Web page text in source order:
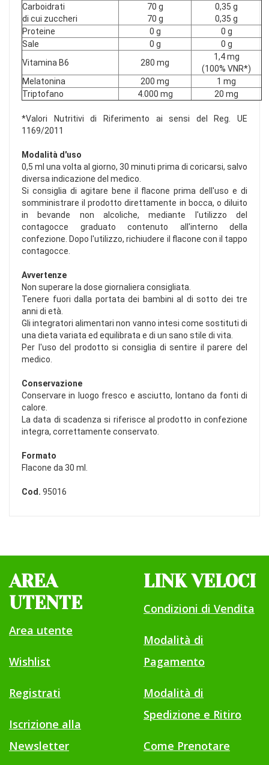
Carboidrati
di cui zuccheri
70 g
70 g
0,35 g
0,35 g
Proteine
0 g
0 g
Sale
0 g
0 g
Vitamina B6
280 mg
1,4 mg
(100% VNR*)
Melatonina
200 mg
1 mg
Triptofano
4.000 mg 20 mg
*Valori Nutritivi di Riferimento ai sensi del Reg. UE
1169/2011
Modalità d'uso
0,5 ml una volta al giorno, 30 minuti prima di coricarsi, salvo
diversa indicazione del medico.
Si consiglia di agitare bene il flacone prima dell'uso e di
somministrare il prodotto direttamente in bocca, o diluito
in bevande non alcoliche, mediante l'utilizzo del
contagocce graduato contenuto all'interno della
confezione. Dopo l'utilizzo, richiudere il flacone con il tappo
contagocce.
Avvertenze
Non superare la dose giornaliera consigliata.
Tenere fuori dalla portata dei bambini al di sotto dei tre
anni di età.
Gli integratori alimentari non vanno intesi come sostituti di
una dieta variata ed equilibrata e di un sano stile di vita.
Per l'uso del prodotto si consiglia di sentire il parere del
medico.
Conservazione
Conservare in luogo fresco e asciutto, lontano da fonti di
calore.
La data di scadenza si riferisce al prodotto in confezione
integra, correttamente conservato.
Formato
Flacone da 30 ml.
Cod. 95016
AREA
UTENTE
Area utente
Wishlist
Registrati
Iscrizione alla
Newsletter
LINK VELOCI
Condizioni di Vendita
Modalità di
Pagamento
Modalità di
Spedizione e Ritiro
Come Prenotare